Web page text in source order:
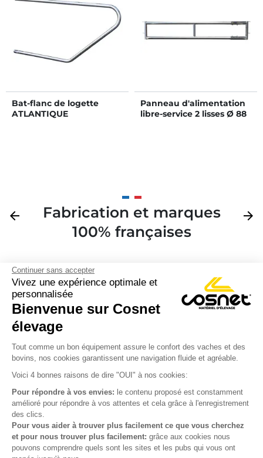
Continuer sans accepter
Vivez une expérience optimale et
personnalisée
Bienvenue sur Cosnet
élevage
Tout comme un bon équipement assure le confort des vaches et des
bovins, nos cookies garantissent une navigation fluide et agréable.
Voici 4 bonnes raisons de dire "OUI" à nos cookies:
Pour répondre à vos envies: le contenu proposé est constamment
amélioré pour répondre à vos attentes et cela grâce à l'enregistrement
des clics.
Pour vous aider à trouver plus facilement ce que vous cherchez
et pour nous trouver plus facilement: grâce aux cookies nous
pouvons comprendre quels sont les sites et les pubs qui vous ont
Bat-flanc de logette
ATLANTIQUE
Panneau d'alimentation
libre-service 2 lisses Ø 88
Précédent
arrow_back
Fabrication et marques
100% françaises
arrow_forward
Produits
Notre société